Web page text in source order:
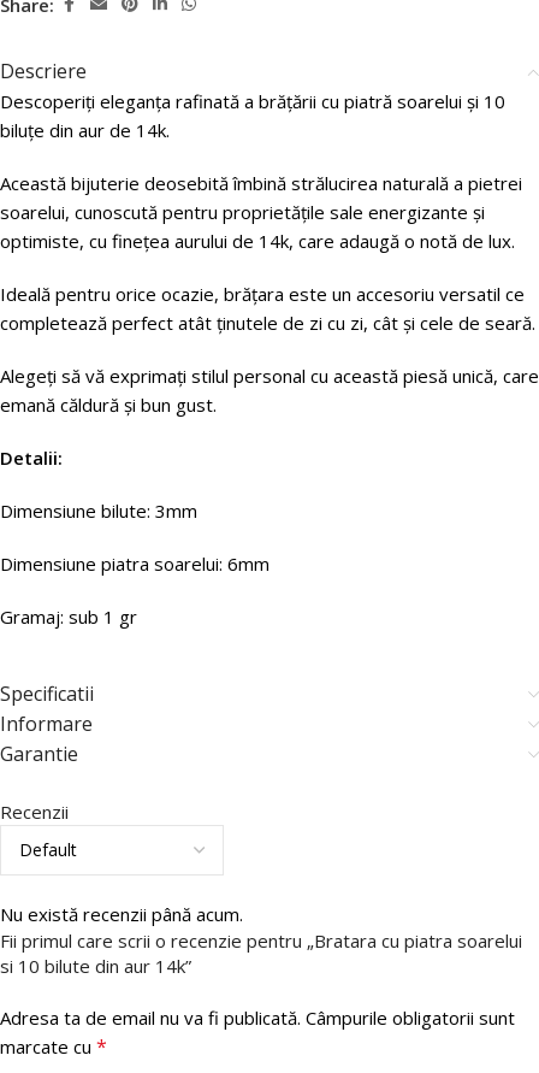
Descriere
Descoperiți eleganța rafinată a brățării cu piatră soarelui și 10
biluțe din aur de 14k.
Această bijuterie deosebită îmbină strălucirea naturală a pietrei
soarelui, cunoscută pentru proprietățile sale energizante și
optimiste, cu finețea aurului de 14k, care adaugă o notă de lux.
Ideală pentru orice ocazie, brățara este un accesoriu versatil ce
completează perfect atât ținutele de zi cu zi, cât și cele de seară.
Alegeți să vă exprimați stilul personal cu această piesă unică, care
emană căldură și bun gust.
Detalii:
Dimensiune bilute: 3mm
Dimensiune piatra soarelui: 6mm
Gramaj: sub 1 gr
Specificatii
Informare
Garantie
Recenzii
Nu există recenzii până acum.
Fii primul care scrii o recenzie pentru „Bratara cu piatra soarelui
si 10 bilute din aur 14k”
Adresa ta de email nu va fi publicată. Câmpurile obligatorii sunt
marcate cu *